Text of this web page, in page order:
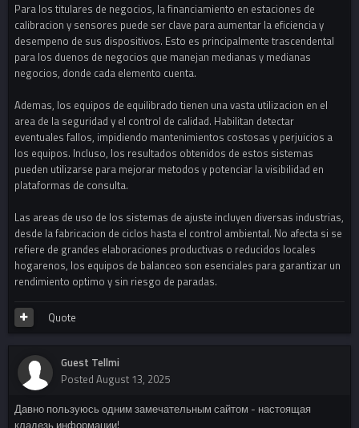
Para los titulares de negocios, la financiamiento en estaciones de
calibracion y sensores puede ser clave para aumentar la eficiencia y
desempeno de sus dispositivos. Esto es principalmente trascendental
para los duenos de negocios que manejan medianas y medianas
negocios, donde cada elemento cuenta.
Ademas, los equipos de equilibrado tienen una vasta utilizacion en el
area de la seguridad y el control de calidad. Habilitan detectar
eventuales fallos, impidiendo mantenimientos costosas y perjuicios a
los equipos. Incluso, los resultados obtenidos de estos sistemas
pueden utilizarse para mejorar metodos y potenciar la visibilidad en
plataformas de consulta.
Las areas de uso de los sistemas de ajuste incluyen diversas industrias,
desde la fabricacion de ciclos hasta el control ambiental. No afecta si se
refiere de grandes elaboraciones productivas o reducidos locales
hogarenos, los equipos de balanceo son esenciales para garantizar un
rendimiento optimo y sin riesgo de paradas.
Quote
Guest Tellmi
Posted August 13, 2025
Давно пользуюсь одним замечательным сайтом - настоящая